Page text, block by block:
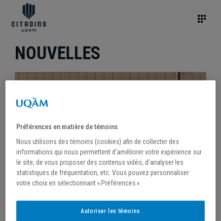
NOUVELLES
Préférences en matière de témoins
Nous utilisons des témoins (cookies) afin de collecter des
informations qui nous permettent d’améliorer votre expérience sur
le site, de vous proposer des contenus vidéo, d’analyser les
statistiques de fréquentation, etc. Vous pouvez personnaliser
votre choix en sélectionnant « Préférences ».
Autoriser les témoins